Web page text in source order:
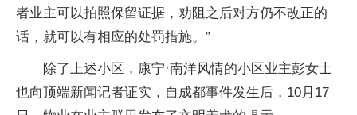
者业主可以拍照保留证据，劝阻之后对方仍不改正的
话，就可以有相应的处罚措施。”
除了上述小区，康宁·南洋风情的小区业主彭女士
也向顶端新闻记者证实，自成都事件发生后，10月17